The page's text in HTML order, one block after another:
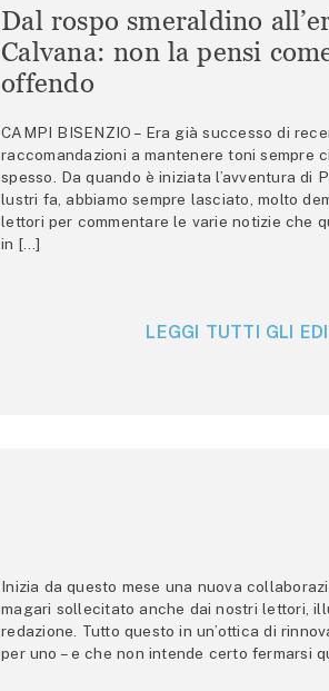
Dal rospo smeraldino
Calvana: non la pensi
offendo
CAMPI BISENZIO – Era già successo di
raccomandazioni a mantenere toni sempre
spesso. Da quando è iniziata l’avventura di
lustri fa, abbiamo sempre lasciato, molto
lettori per commentare le varie notizie che
in […]
LEGGI TUTTI GLI
Inizia da questo mese una nuova
magari sollecitato anche dai nostri lettori,
redazione. Tutto questo in un’ottica di
per uno – e che non intende certo fermarsi